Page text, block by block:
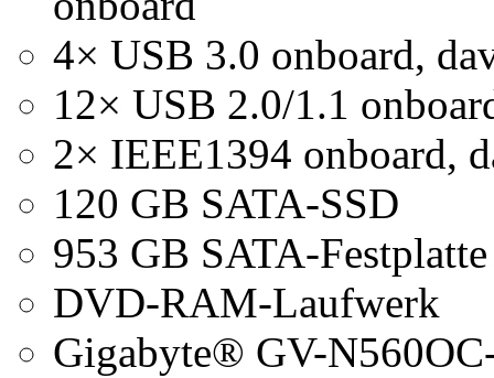
4× USB 3.0 onboard,
12× USB 2.0/1.1
2× IEEE1394 onboard,
120 GB SATA-SSD
953 GB SATA-Festplatte
DVD-RAM-Laufwerk
Gigabyte® GV-